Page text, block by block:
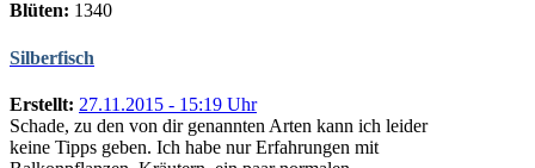
Blüten: 1340
Silberfisch
Erstellt: 27.11.2015 - 15:19 Uhr
Schade, zu den von dir genannten Arten kann ich leider
keine Tipps geben. Ich habe nur Erfahrungen mit